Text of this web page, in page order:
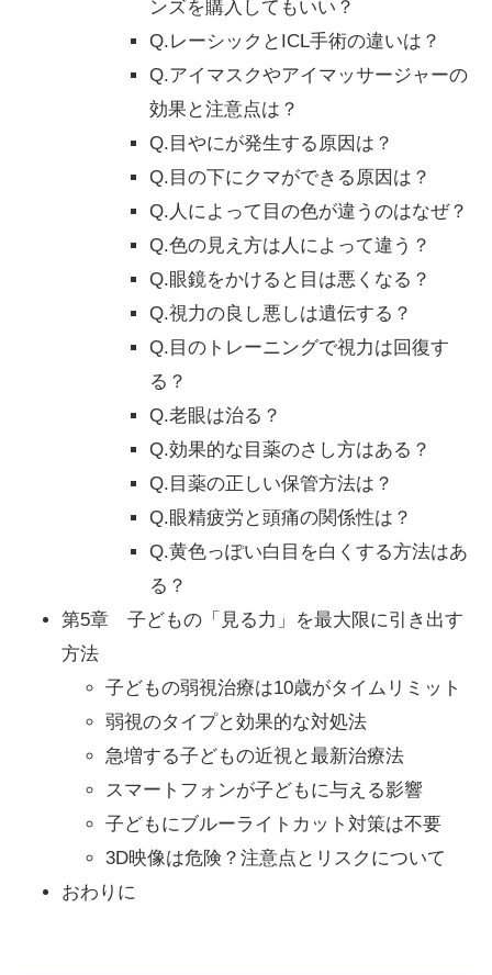
ンズを購入してもいい？
Q.レーシックとICL手術の違いは？
Q.アイマスクやアイマッサージャーの
効果と注意点は？
Q.目やにが発生する原因は？
Q.目の下にクマができる原因は？
Q.人によって目の色が違うのはなぜ？
Q.色の見え方は人によって違う？
Q.眼鏡をかけると目は悪くなる？
Q.視力の良し悪しは遺伝する？
Q.目のトレーニングで視力は回復す
る？
Q.老眼は治る？
Q.効果的な目薬のさし方はある？
Q.目薬の正しい保管方法は？
Q.眼精疲労と頭痛の関係性は？
Q.黄色っぽい白目を白くする方法はあ
る？
第5章 子どもの「見る力」を最大限に引き出す
方法
子どもの弱視治療は10歳がタイムリミット
弱視のタイプと効果的な対処法
急増する子どもの近視と最新治療法
スマートフォンが子どもに与える影響
子どもにブルーライトカット対策は不要
3D映像は危険？注意点とリスクについて
おわりに